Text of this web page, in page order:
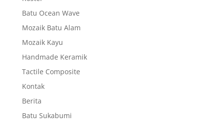
Batu Ocean Wave
Mozaik Batu Alam
Mozaik Kayu
Handmade Keramik
Tactile Composite
Kontak
Berita
Batu Sukabumi